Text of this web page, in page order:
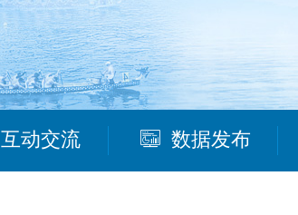
互动交流 数据发布